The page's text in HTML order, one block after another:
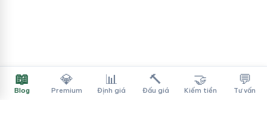
📖
Blog
💎
Premium
📊
Định giá
🔨
Đấu giá
🤝
Kiếm tiền
💬
Tư vấn